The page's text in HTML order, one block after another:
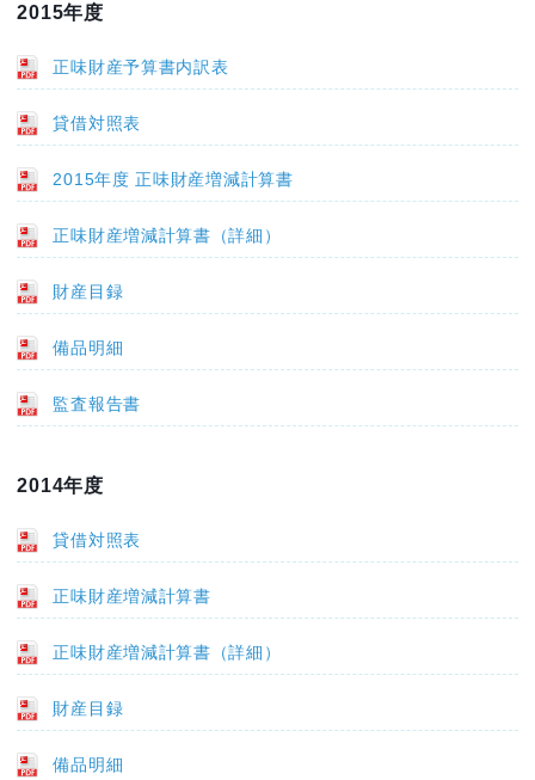
2015年度
正味財産予算書内訳表
貸借対照表
2015年度 正味財産増減計算書
正味財産増減計算書（詳細）
財産目録
備品明細
監査報告書
2014年度
貸借対照表
正味財産増減計算書
正味財産増減計算書（詳細）
財産目録
備品明細